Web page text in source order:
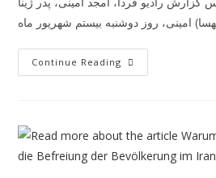
امینی، روز دوشنبه بیستم شهریور ماه
Continue Reading